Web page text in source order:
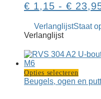
€ 1,15 - €
VerlanglijstStaat
Verlanglijst
Opties selecterenDit
Beugels, ogen en